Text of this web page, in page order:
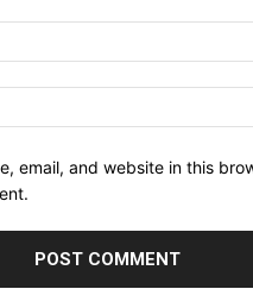
email, and website in this